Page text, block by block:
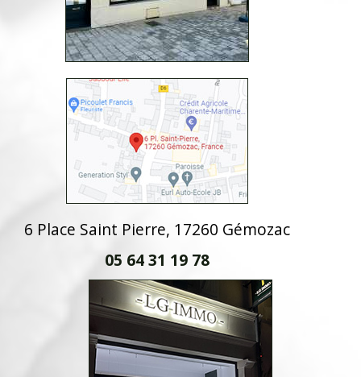
6 Place Saint Pierre, 17260 Gémozac
05 64 31 19 78